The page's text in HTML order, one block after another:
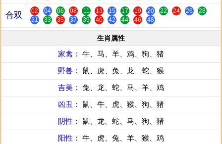
合双 02 04 06 08 11 13 15 17 19 20 22 24 26
28
31
33 35 37 39 40 42 44 46 48
生肖属性
家禽： 牛、马、羊、鸡、狗、猪
野兽： 鼠、虎、兔、龙、蛇、猴
吉美： 兔、龙、蛇、马、羊、鸡
凶丑： 鼠、牛、虎、猴、狗、猪
阴性： 鼠、龙、蛇、马、狗、猪
阳性： 牛、虎、兔、羊、猴、鸡